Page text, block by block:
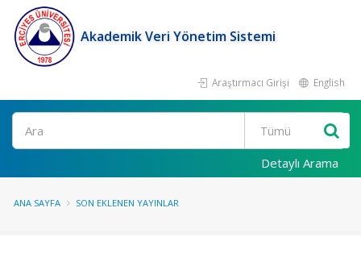
Akademik Veri Yönetim Sistemi
Araştırmacı Girişi English
Ara
Detaylı Arama
ANA SAYFA SON EKLENEN YAYINLAR